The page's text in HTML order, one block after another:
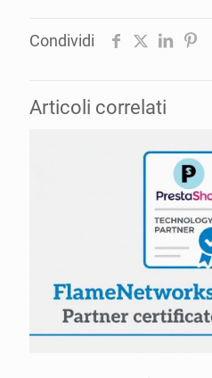
Condividi
Articoli correlati